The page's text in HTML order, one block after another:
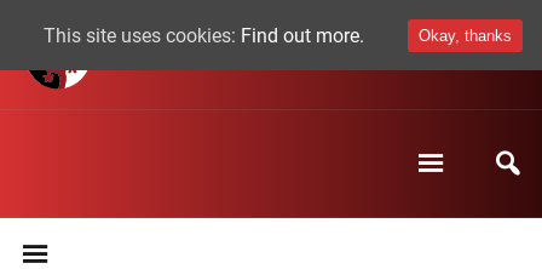
This site uses cookies: Find out more. Okay, thanks